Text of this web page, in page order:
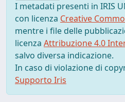
I metadati presenti in IRIS
con licenza Creative
mentre i file delle
licenza Attribuzione 4.0
salvo diversa indicazione.
In caso di violazione di
Supporto Iris